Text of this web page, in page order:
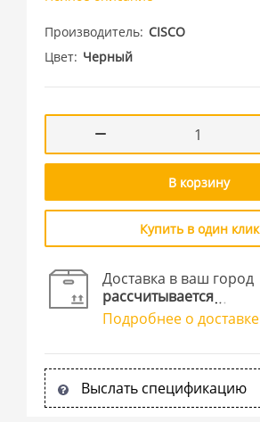
Производитель CISCO
Цвет Черный
В корзину
Купить в один клик
Доставка в ваш город
рассчитывается
Подробнее о доставке
Выслать спецификацию